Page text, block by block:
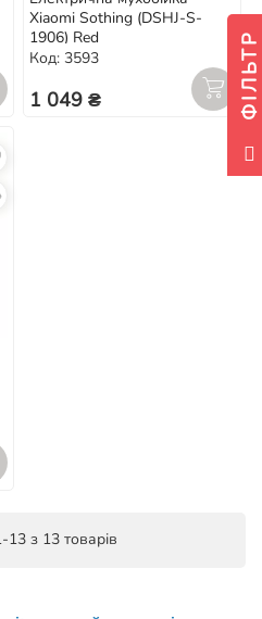
Xiaomi Sothing (DSHJ-S-
1906) Red
Код: 3593
1 049 ₴
з 13 товарів
ФІЛЬТР